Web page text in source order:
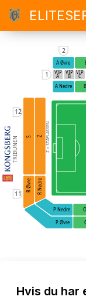
TRIBUNEN
1
2
12
11
Z = STÅPLASSEN
A Øvre
A Nedre
P Øvre
P Nedre
R Øvre R Nedre
S Z
VIP
A
VIP
B
VIP
C
Hvis du har